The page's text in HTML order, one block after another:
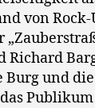
von
Richard
Burg und